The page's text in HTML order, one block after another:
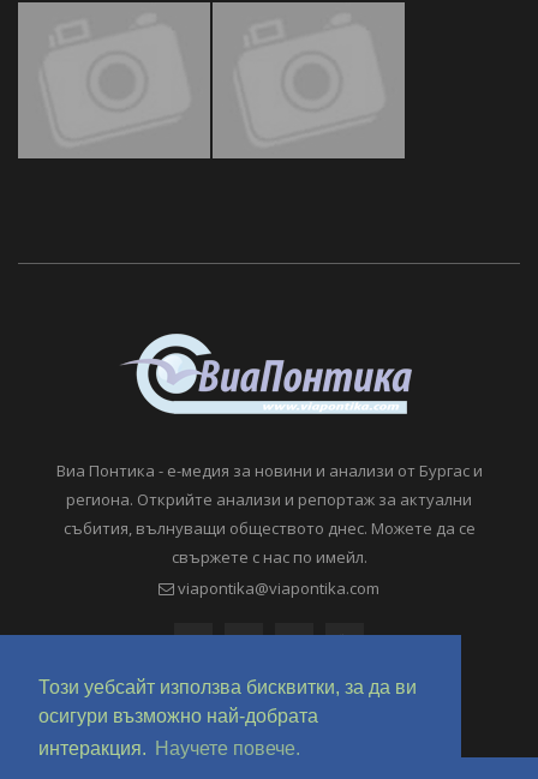
Този уебсайт използва бисквитки, за да ви
осигури възможно най-добрата
интеракция.
Научете повече.
Виа Понтика - е-медия за новини и анализи от Бургас и
региона. Открийте анализи и репортаж за актуални
събития, вълнуващи обществото днес. Можете да се
свържете с нас по имейл.
viapontika@viapontika.com